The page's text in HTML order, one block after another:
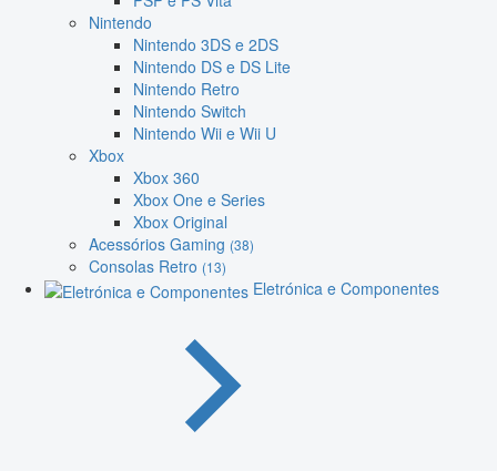
Nintendo
Nintendo 3DS e 2DS
Nintendo DS e DS Lite
Nintendo Retro
Nintendo Switch
Nintendo Wii e Wii U
Xbox
Xbox 360
Xbox One e Series
Xbox Original
Acessórios Gaming (38)
Consolas Retro (13)
Eletrónica e Componentes